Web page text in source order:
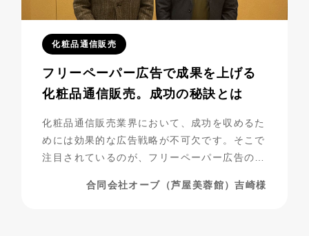
化粧品通信販売
フリーペーパー広告で成果を上げる
化粧品通信販売。成功の秘訣とは
化粧品通信販売業界において、成功を収めるた
めには効果的な広告戦略が不可欠です。そこで
注目されているのが、フリーペーパー広告の活
シニア層をターゲットにした化粧品通販を展開
合同会社オーブ（芦屋美蓉館）吉崎様